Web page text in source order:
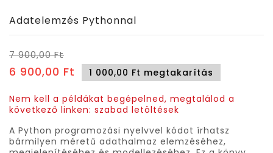
Adatelemzés Pythonnal
7 900,00 Ft
6 900,00 Ft 1 000,00 Ft megtakarítás
Nem kell a példákat begépelned, megtalálod a
következő linken: szabad letöltések
A Python programozási nyelvvel kódot írhatsz
bármilyen méretű adathalmaz elemzéséhez,